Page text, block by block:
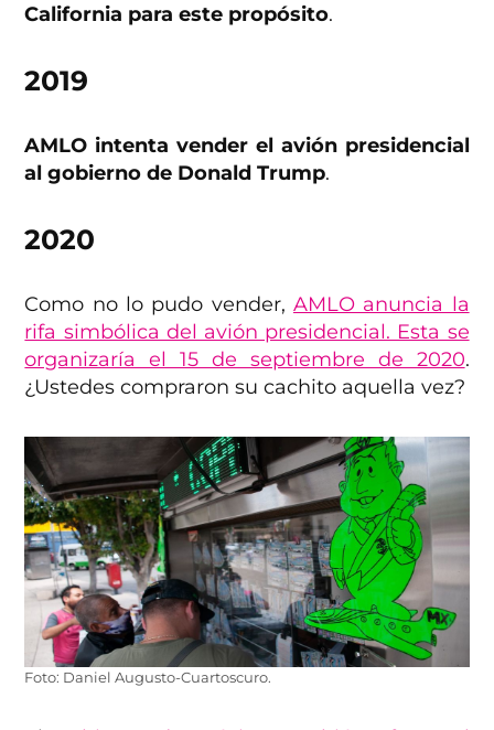
California para este propósito.
2019
AMLO intenta vender el avión presidencial
al gobierno de Donald Trump.
2020
Como no lo pudo vender, AMLO anuncia la
rifa simbólica del avión presidencial. Esta se
organizaría el 15 de septiembre de 2020.
¿Ustedes compraron su cachito aquella vez?
Foto: Daniel Augusto-Cuartoscuro.